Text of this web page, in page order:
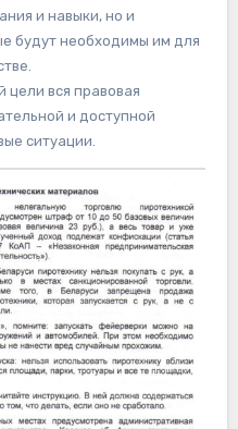
и навыки, но и
будут необходимы им для
цели вся правовая
и доступной
ситуации.